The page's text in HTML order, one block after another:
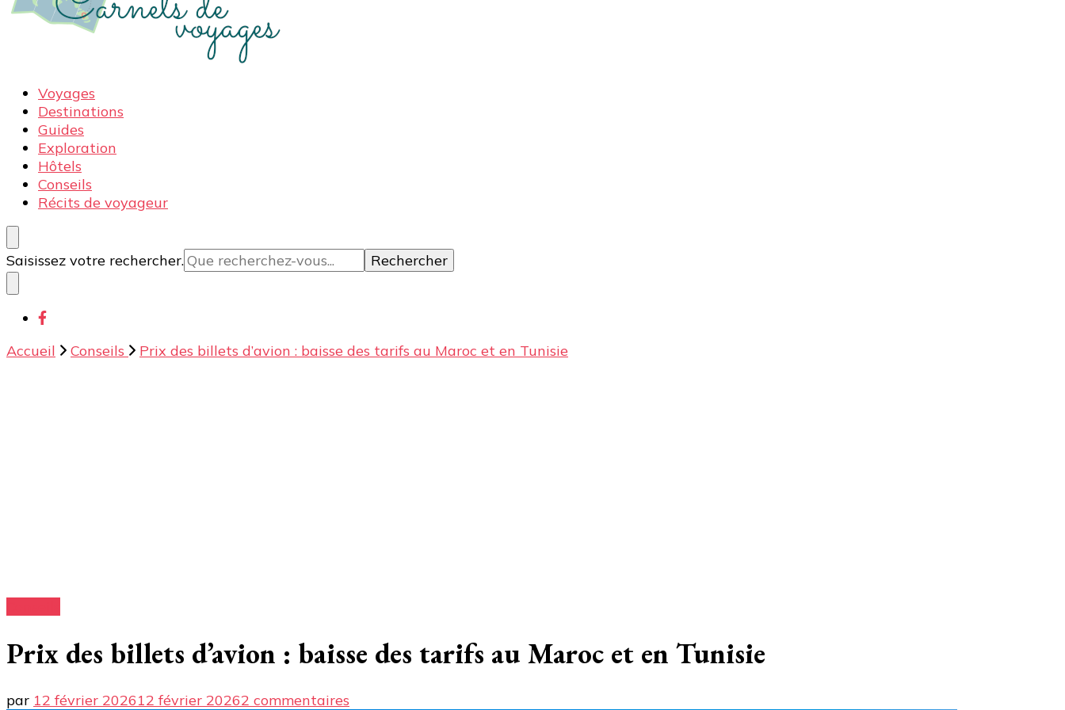
Carnets de voyages
Blog voyage à la découverte du monde, des idées voyages, des conseils et avis sur les hôtelss
Voyages
Destinations
Guides
Exploration
Hôtels
Conseils
Récits de voyageur
Vous
recherchiez
quelque
chose ?
Saisissez votre rechercher.
Accueil Conseils Prix des billets d’avion : baisse des tarifs au Maroc et en Tunisie
Prix des billets d’avion : baisse des tarifs au Maroc et en Tunisie
par 12 février 202612 février 20262 commentaires